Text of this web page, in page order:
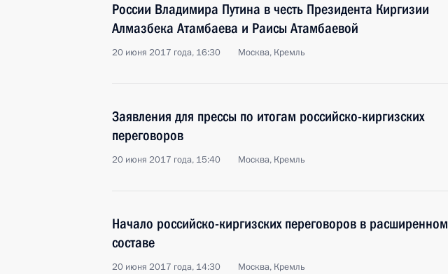
России Владимира Путина в честь Президента Киргизии
Алмазбека Атамбаева и Раисы Атамбаевой
20 июня 2017 года, 16:30 Москва, Кремль
Заявления для прессы по итогам российско-киргизских
переговоров
20 июня 2017 года, 15:40 Москва, Кремль
Начало российско-киргизских переговоров в расширенном
составе
20 июня 2017 года, 14:30 Москва, Кремль